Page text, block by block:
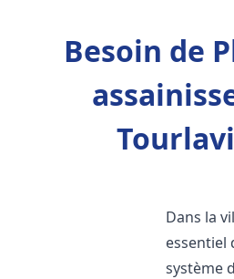
Besoin de
Dans la
essentiel
système